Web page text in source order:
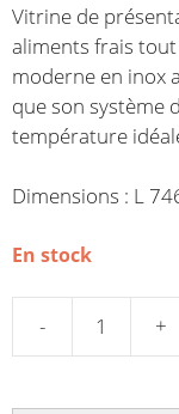
Vitrine de
aliments frais
moderne en inox
que son système
température
Dimensions : L
En stock